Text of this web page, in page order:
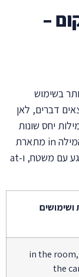
–
בשימוש
דברים, לאן
יחס שונות
של מקום יכולה להיות עדינה אבל משמעותית. המילה in מתארת
מיקום בתוך מקום סגור או תחום, on מתארת מגע עם משטח, ו-at
ושימושים
in the
the